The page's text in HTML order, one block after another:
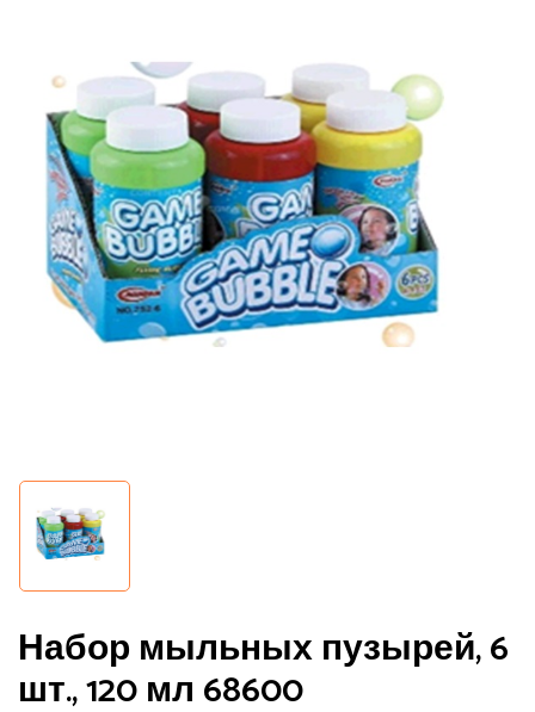
Набор мыльных пузырей, 6
шт., 120 мл 68600